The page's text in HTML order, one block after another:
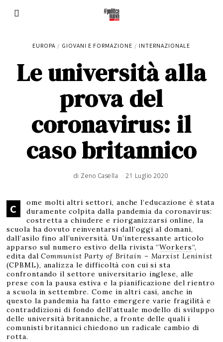
EUROPA / GIOVANI E FORMAZIONE / INTERNAZIONALE
Le università alla
prova del
coronavirus: il
caso britannico
di Zeno Casella 21 Luglio 2020
s
t
o
2
0
2
0
C
ome molti altri settori, anche l’educazione è stata
duramente colpita dalla pandemia da coronavirus:
costretta a chiudere e riorganizzarsi online, la
scuola ha dovuto reinventarsi dall’oggi al domani,
dall’asilo fino all’università. Un’interessante articolo
apparso sul numero estivo della rivista “Workers“,
edita dalCommunist Party of Britain – Marxist Leninist
(CPBML), analizza le difficoltà con cui si sta
confrontando il settore universitario inglese, alle
prese con la pausa estiva e la pianificazione del rientro
a scuola in settembre. Come in altri casi, anche in
questo la pandemia ha fatto emergere varie fragilità e
contraddizioni di fondo dell’attuale modello di sviluppo
delle università britanniche, a fronte delle quali i
comunisti britannici chiedono un radicale cambio di
rotta.